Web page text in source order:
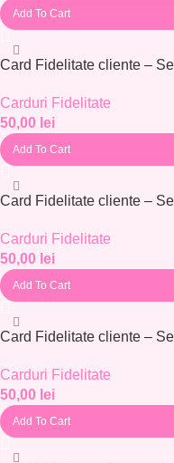
Add To Cart
Card Fidelitate cliente –
Carduri Fidelitate
50,00 lei
Add To Cart
Card Fidelitate cliente –
Carduri Fidelitate
50,00 lei
Add To Cart
Card Fidelitate cliente –
Carduri Fidelitate
50,00 lei
Add To Cart